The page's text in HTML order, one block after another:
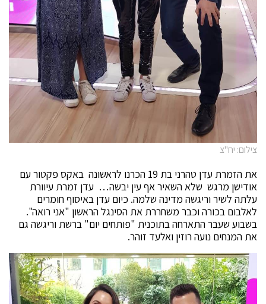
צילום: יח"צ
את הזמרת עדן טהרני בת 19 הכרנו לראשונה באקס פקטור עם
אודישן מרגש שלא השאיר אף עין יבשה… עדן זמרת עיוורת
עלתה לשיר וריגשה מדינה שלמה. כיום עדן באיסוף חומרים
לאלבום בכורה וכבר משחררת את הסינגל הראשון "אני רואה".
בשבוע שעבר התארחה בתוכנית "פותחים יום" ברשת וריגשה גם
את המנחים נועה רוזין ואלעד זוהר.